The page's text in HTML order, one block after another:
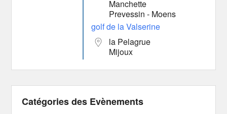
Manchette
Prevessin - Moens
golf de la Valserine
la Pelagrue
Mijoux
Catégories des Evènements